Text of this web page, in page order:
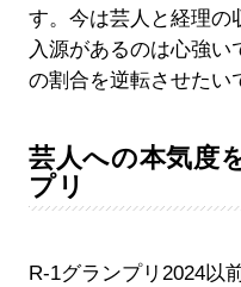
す。今は芸人と経理の
入源があるのは心強い
の割合を逆転させたい
芸人への本気度
プリ
R-1グランプリ2024以